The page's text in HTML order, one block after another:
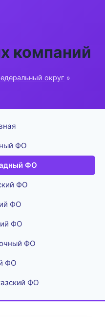
компаний
округ »
ФО
ФО
ФО
ФО
ФО
ФО
ФО
ФО